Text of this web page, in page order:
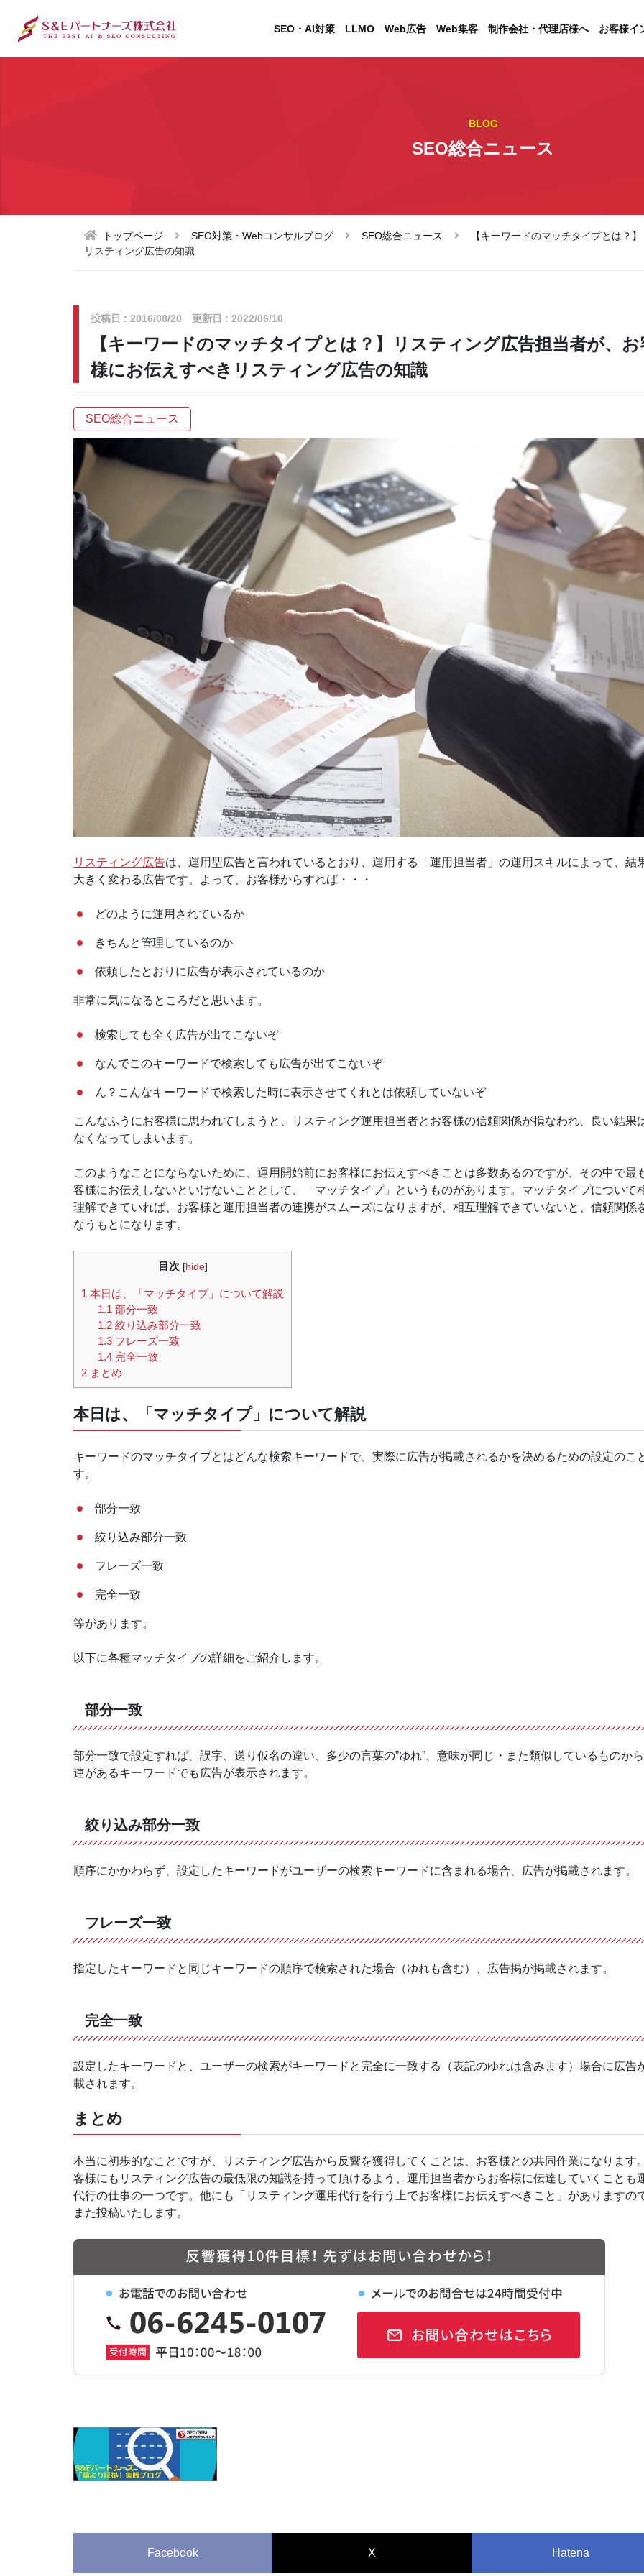
SEO・AI対策 LLMO Web広告 Web集客 制作会社・代理店様へ お客様イ
BLOG
SEO総合ニュース
トップページ SEO対策・Webコンサルブログ SEO総合ニュース
【キーワードのマッチタイプとは？
リスティング広告の知識
投稿日 : 2016/08/20 更新日 : 2022/06/10
【キーワードのマッチタイプとは？】リスティング広告担当者が、お
様にお伝えすべきリスティング広告の知識
SEO総合ニュース
リスティング広告は、運用型広告と言われているとおり、運用する「運用担当者」の運用スキルによって、結
大きく変わる広告です。よって、お客様からすれば・・・
どのように運用されているか
きちんと管理しているのか
依頼したとおりに広告が表示されているのか
非常に気になるところだと思います。
検索しても全く広告が出てこないぞ
なんでこのキーワードで検索しても広告が出てこないぞ
ん？こんなキーワードで検索した時に表示させてくれとは依頼していないぞ
こんなふうにお客様に思われてしまうと、リスティング運用担当者とお客様の信頼関係が損なわれ、良い結果
なくなってしまいます。
このようなことにならないために、運用開始前にお客様にお伝えすべきことは多数あるのですが、その中で最
客様にお伝えしないといけないこととして、「マッチタイプ」というものがあります。マッチタイプについて
理解できていれば、お客様と運用担当者の連携がスムーズになりますが、相互理解できていないと、信頼関係
なうもとになります。
目次 [hide]
1 本日は、「マッチタイプ」について解説
1.1 部分一致
1.2絞り込み部分一致
1.3フレーズ一致
1.4完全一致
2 まとめ
本日は、「マッチタイプ」について解説
キーワードのマッチタイプとはどんな検索キーワードで、実際に広告が掲載されるかを決めるための設定のこ
す。
部分一致
絞り込み部分一致
フレーズ一致
完全一致
等があります。
以下に各種マッチタイプの詳細をご紹介します。
部分一致
部分一致で設定すれば、誤字、送り仮名の違い、多少の言葉の”ゆれ”、意味が同じ・また類似しているものか
連があるキーワードでも広告が表示されます。
絞り込み部分一致
順序にかかわらず、設定したキーワードがユーザーの検索キーワードに含まれる場合、広告が掲載されます。
フレーズ一致
指定したキーワードと同じキーワードの順序で検索された場合（ゆれも含む）、広告掲が掲載されます。
完全一致
設定したキーワードと、ユーザーの検索がキーワードと完全に一致する（表記のゆれは含みます）場合に広告
載されます。
まとめ
本当に初歩的なことですが、リスティング広告から反響を獲得してくことは、お客様との共同作業になります
客様にもリスティング広告の最低限の知識を持って頂けるよう、運用担当者からお客様に伝達していくことも
代行の仕事の一つです。他にも「リスティング運用代行を行う上でお客様にお伝えすべきこと」がありますの
また投稿いたします。
Facebook X Hatena